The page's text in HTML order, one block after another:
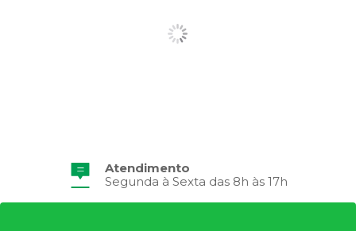
Atendimento
Segunda à Sexta das 8h às 17h